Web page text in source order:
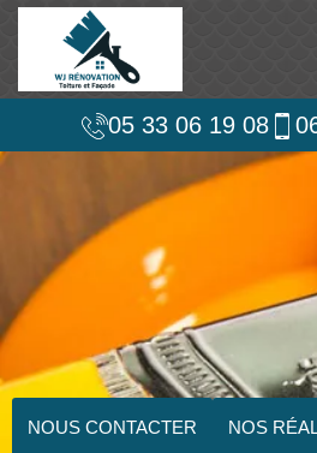
05 33 06 19 08
NOUS CONTACTER NOS